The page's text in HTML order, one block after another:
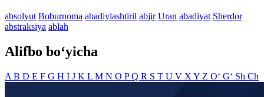
absolyut Boburnoma abadiylashtiril abjir Uran abadiyat Sherdor
abstraksiya ablah
Alifbo bo‘yicha
A B D E F G H I J K L M N O PQ R S T U V X Y Z O‘ G‘ Sh Ch